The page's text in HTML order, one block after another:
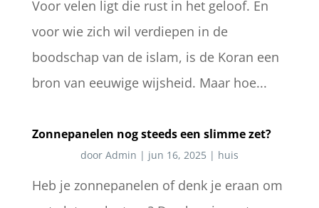
Voor velen ligt die rust in het geloof. En
voor wie zich wil verdiepen in de
boodschap van de islam, is de Koran een
bron van eeuwige wijsheid. Maar hoe...
Zonnepanelen nog steeds een slimme zet?
door Admin | jun 16, 2025 | huis
Heb je zonnepanelen of denk je eraan om